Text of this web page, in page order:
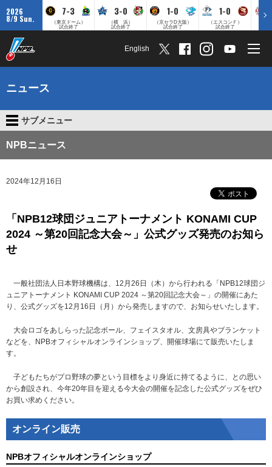
2026
8/9 Sun.
7-3
（東京ドーム）
試合終了
3-0
（横 浜）
試合終了
1-0
（京セラD大阪）
試合終了
1-0
（エスコンＦ）
試合終了
English
ニュース
サブメニュー
NPBニュース
2024年12月16日
「NPB12球団ジュニアトーナメント KONAMI CUP
2024 ～第20回記念大会～」公式グッズ発売のお知ら
せ
一般社団法人日本野球機構は、12月26日（木）から行われる「NPB12球団ジ
ュニアトーナメント KONAMI CUP 2024 ～第20回記念大会～」の開催にあた
り、公式グッズを12月16日（月）から発売しますので、お知らせいたします。
大会ロゴをあしらった記念ボール、フェイスタオル、文房具やブランケット
などを、NPBオフィシャルオンラインショップ、開催球場にて販売いたしま
す。
子どもたちがプロ野球の夢という目標をより身近に持てるように、との思い
から創設され、今年20年目を迎える今大会の開催を記念した公式グッズをぜひ
お買い求めください。
オンライン販売
NPBオフィシャルオンラインショップ